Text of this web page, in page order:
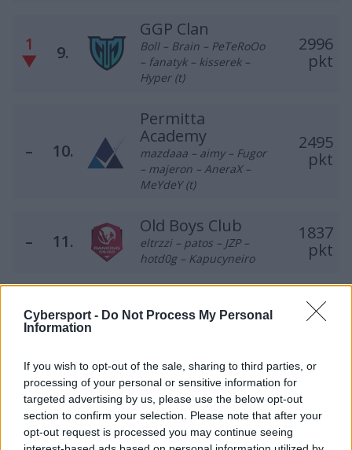
Cybersport - Do Not Process My Personal
Information
If you wish to opt-out of the sale, sharing to third parties, or
processing of your personal or sensitive information for
targeted advertising by us, please use the below opt-out
section to confirm your selection. Please note that after your
opt-out request is processed you may continue seeing
1
▼
9.
GGP Clan
Boll – Brain – PeTeRoOo
– fanatyk – kisserek –
Hyper (t)
2996
pkt
– 10.
Permitta
Academy
mazdaaa – aimy – Fugor
– majeron – AneraX –
MeYdeY (t)
2495
pkt
– 11.
Old Boys Club
eltrzzi – patos – JZP –
hotd0g – Kapucyneiro
1837
pkt
2
12.
Ungentium
splawik (t)
1685
1
▼
13.
PACT
innocent – SZPERO –
Prism – phr – Furlan –
1507